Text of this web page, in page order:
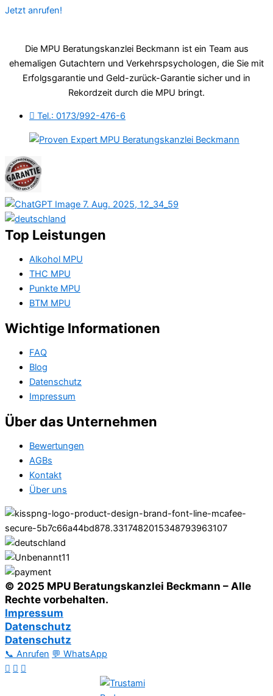
Jetzt anrufen!
Die MPU Beratungskanzlei Beckmann ist ein Team aus
ehemaligen Gutachtern und Verkehrspsychologen, die Sie mit
Erfolgsgarantie und Geld-zurück-Garantie sicher und in
Rekordzeit durch die MPU bringt.
Tel.: 0173/992-476-6
Top Leistungen
Alkohol MPU
THC MPU
Punkte MPU
BTM MPU
Wichtige Informationen
FAQ
Blog
Datenschutz
Impressum
Über das Unternehmen
Bewertungen
AGBs
Kontakt
Über uns
© 2025 MPU Beratungskanzlei Beckmann – Alle
Rechte vorbehalten.
Impressum
Datenschutz
Datenschutz
📞 Anrufen 💬 WhatsApp